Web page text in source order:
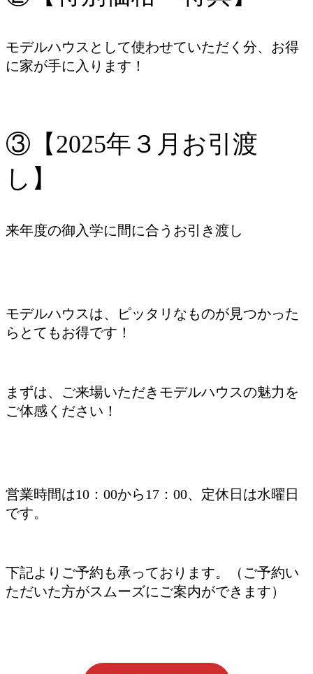
モデルハウスとして使わせていただく分、お得
に家が手に入ります！
③【2025年３月お引渡
し】
来年度の御入学に間に合うお引き渡し
モデルハウスは、ピッタリなものが見つかった
らとてもお得です！
まずは、ご来場いただきモデルハウスの魅力を
ご体感ください！
営業時間は10：00から17：00、定休日は水曜日
です。
下記よりご予約も承っております。（ご予約い
ただいた方がスムーズにご案内ができます）